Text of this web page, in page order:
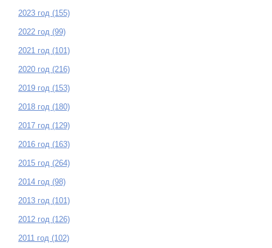
2023 год (155)
2022 год (99)
2021 год (101)
2020 год (216)
2019 год (153)
2018 год (180)
2017 год (129)
2016 год (163)
2015 год (264)
2014 год (98)
2013 год (101)
2012 год (126)
2011 год (102)